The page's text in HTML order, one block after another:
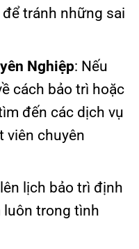
tránh những sai
Nghiệp: Nếu
cách bảo trì hoặc
đến các dịch vụ
viên chuyên
lịch bảo trì định
luôn trong tình